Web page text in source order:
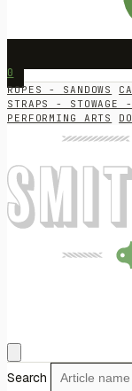
0
ROPES - SANDOWS
STRAPS - STOWAGE
PERFORMING ARTS
Search